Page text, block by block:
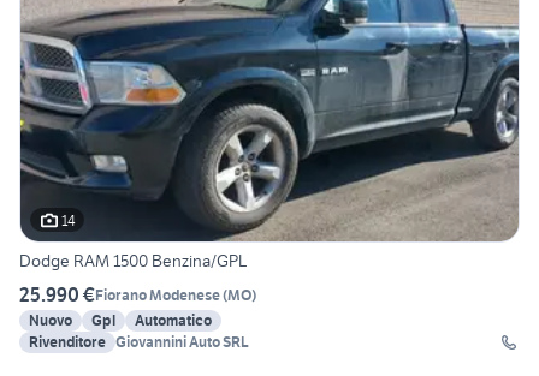
14
Dodge RAM 1500 Benzina/GPL
25.990 €Fiorano Modenese(MO)
Nuovo
Gpl
Automatico
Rivenditore Giovannini Auto SRL